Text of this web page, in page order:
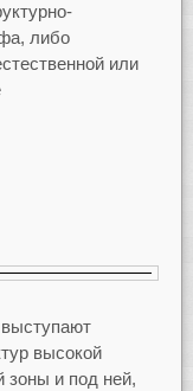
либо
или
высокой
зоны и под ней,